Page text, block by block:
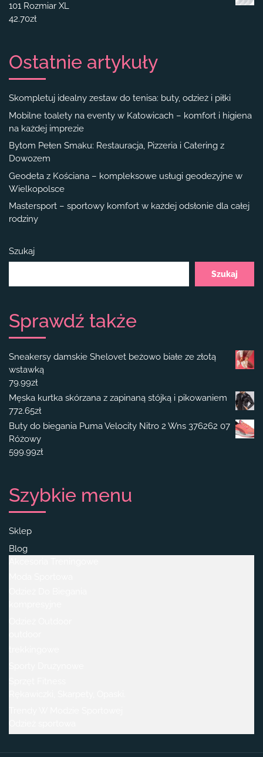
101 Rozmiar XL
42.70zł
Ostatnie artykuły
Skompletuj idealny zestaw do tenisa: buty, odzież i piłki
Mobilne toalety na eventy w Katowicach – komfort i higiena
na każdej imprezie
Bytom Pełen Smaku: Restauracja, Pizzeria i Catering z
Dowozem
Geodeta z Kościana – kompleksowe usługi geodezyjne w
Wielkopolsce
Mastersport – sportowy komfort w każdej odsłonie dla całej
rodziny
Szukaj
Szukaj
Sprawdź także
Sneakersy damskie Shelovet beżowo białe ze złotą
wstawką
79.99zł
Męska kurtka skórzana z zapinaną stójką i pikowaniem
772.65zł
Buty do biegania Puma Velocity Nitro 2 Wns 376262 07
Różowy
599.99zł
Szybkie menu
Sklep
Blog